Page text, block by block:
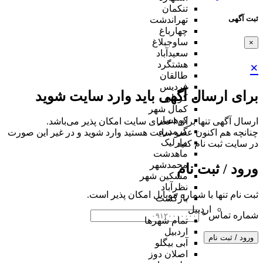
ثبت آگهی
×
×
برای ارسال آگهی باید وارد سایت شوید
ارسال آگهی تنها برای اعضای سایت امکان پذیر می‌باشد.
چنانچه هم‌ اکنون عضو سایت هستید وارد شوید و در غیر این صورت
در سایت ثبت نام کنید
ورود / ثبت نام
ثبت نام تنها با شماره موبایل امکان پذیر است.
شماره تماس*
ورود / ثبت نام
تنکمان
تهراندشت
چهارباغ
ساوجبلاغ
سعیدآباد
هشتگرد
طالقان
فردیس
کردان
کمال شهر
کوهسار
گرمدره
مارلیک
ماهدشت
محمدشهر
مشکین شهر
نظرآباد
بازگشت
اردبیل
تمام شهر‌ها
اردبیل
آبی بیگلو
اصلان دوز